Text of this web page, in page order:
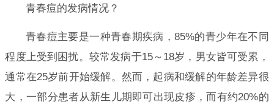
青春痘的发病情况？
青春痘主要是一种青春期疾病，85%的青少年在不同
程度上受到困扰。较常发病于15～18岁，男女皆可受累，
通常在25岁前开始缓解。然而，起病和缓解的年龄差异很
大，一部分患者从新生儿期即可出现皮疹，而有约20%的